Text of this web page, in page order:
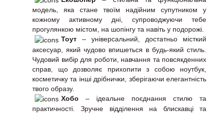
модель, яка стане твоїм надійним супутником у
кожному активному дні, супроводжуючи тебе
прогулянкою містом, на шопінгу та навіть у подорожі.
Тоут – універсальний, достатньо місткий
аксесуар, який чудово впишеться в будь-який стиль.
Чудовий вибір для роботи, навчання та повсякденних
справ, що дозволяє прихопити з собою ноутбук,
косметичку та інші дрібнички, зберігаючи елегантність
твого образу.
Хобо – ідеальне поєднання стилю та
практичності. Зручне відділення на блискавці та